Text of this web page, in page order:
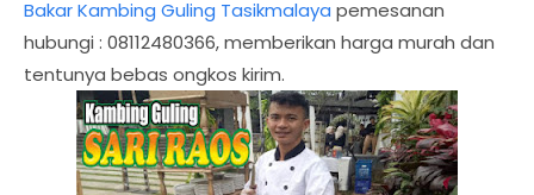
Bakar Kambing Guling Tasikmalaya pemesanan
hubungi : 08112480366, memberikan harga murah dan
tentunya bebas ongkos kirim.